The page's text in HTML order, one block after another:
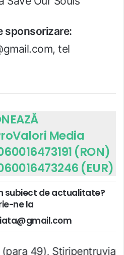
sponsorizare:
tel
Media
(RON)
(EUR)
subiect de actualitate?
ne la